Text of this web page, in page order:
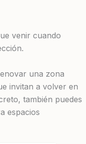
venir cuando
una zona
invitan a volver en
también puedes
espacios